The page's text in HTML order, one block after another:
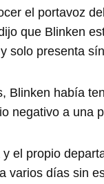
el portavoz
que Blinken
solo presenta
Blinken había
negativo a una
el propio
varios días sin